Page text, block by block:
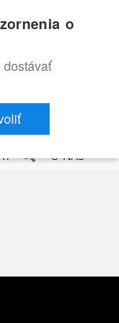
DATABÁZA
O NÁS
o